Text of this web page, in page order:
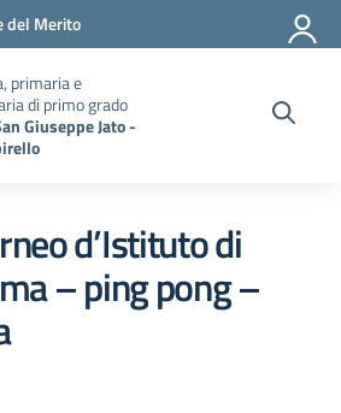
del Merito
primaria e
di primo grado
Giuseppe Jato -
d’Istituto di
– ping pong –